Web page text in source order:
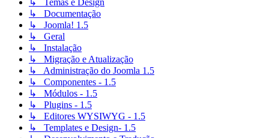
↳ Temas e Design
↳ Documentação
↳ Joomla! 1.5
↳ Geral
↳ Instalação
↳ Migração e Atualização
↳ Administração do Joomla 1.5
↳ Componentes - 1.5
↳ Módulos - 1.5
↳ Plugins - 1.5
↳ Editores WYSIWYG - 1.5
↳ Templates e Design- 1.5